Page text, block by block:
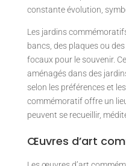
constante évolution,
Les jardins
bancs, des plaques ou
focaux pour le souvenir.
aménagés dans des
selon les préférences et
commémoratif offre un
peuvent se recueillir,
Œuvres d’art